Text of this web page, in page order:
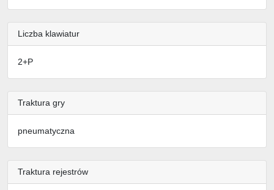
Liczba klawiatur
2+P
Traktura gry
pneumatyczna
Traktura rejestrów